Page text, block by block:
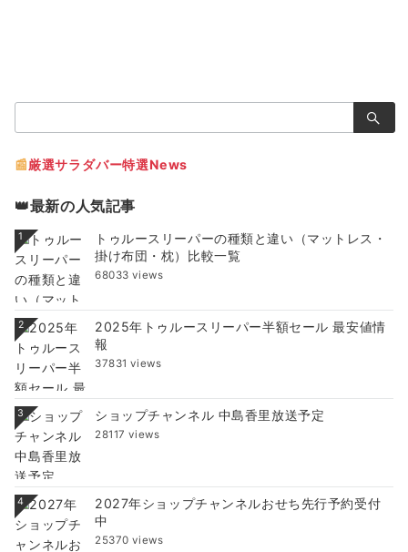
索：
📰厳選サラダバー特選News
👑最新の人気記事
1
トゥルースリーパーの種類と違い（マットレス・
掛け布団・枕）比較一覧
68033 views
2
2025年トゥルースリーパー半額セール 最安値情
報
37831 views
3 ショップチャンネル 中島香里放送予定
28117 views
4
2027年ショップチャンネルおせち先行予約受付
中
25370 views